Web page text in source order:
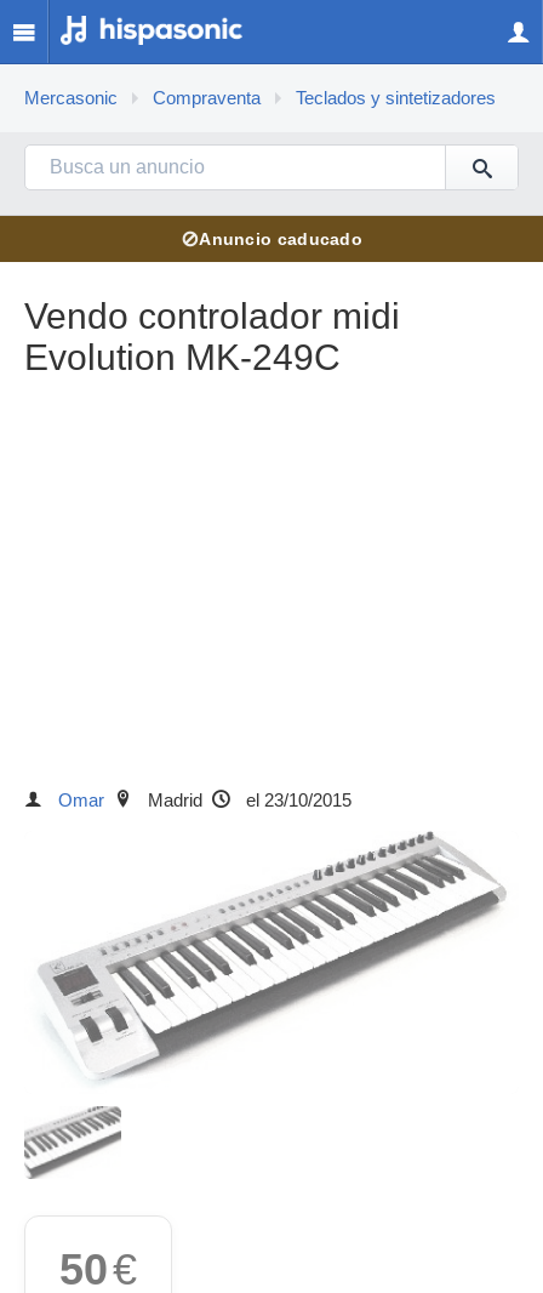
Mercasonic Compraventa Teclados y sintetizadores
⊘Anuncio caducado
Vendo controlador midi
Evolution MK-249C
Omar Madrid el 23/10/2015
50€